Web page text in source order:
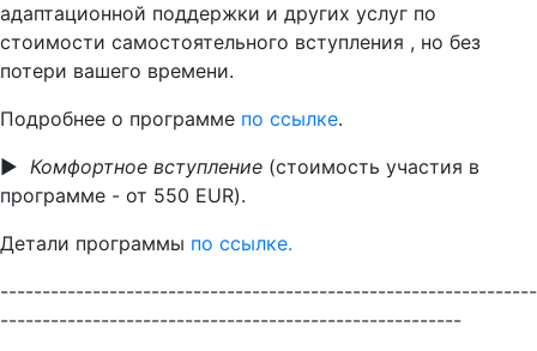
адаптационной поддержки и других услуг по
стоимости самостоятельного вступления , но без
потери вашего времени.
Подробнее о программе по ссылке.
▶ ️ Комфортное вступление (стоимость участия в
программе - от 550 EUR).
Детали программы по ссылке.
----------------------------------------------------------------
-------------------------------------------------------